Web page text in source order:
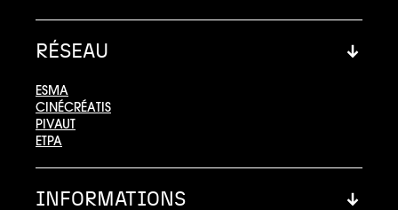
RÉSEAU
ESMA
CINÉCRÉATIS
PIVAUT
ETPA
INFORMATIONS